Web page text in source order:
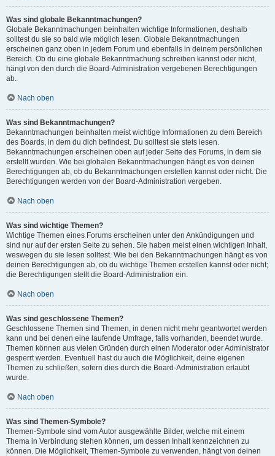
Was sind globale Bekanntmachungen?
Globale Bekanntmachungen beinhalten wichtige Informationen, deshalb
solltest du sie so bald wie möglich lesen. Globale Bekanntmachungen
erscheinen ganz oben in jedem Forum und ebenfalls in deinem persönlichen
Bereich. Ob du eine globale Bekanntmachung schreiben kannst oder nicht,
hängt von den durch die Board-Administration vergebenen Berechtigungen
ab.
Nach oben
Was sind Bekanntmachungen?
Bekanntmachungen beinhalten meist wichtige Informationen zu dem Bereich
des Boards, in dem du dich befindest. Du solltest sie stets lesen.
Bekanntmachungen erscheinen oben auf jeder Seite des Forums, in dem sie
erstellt wurden. Wie bei globalen Bekanntmachungen hängt es von deinen
Berechtigungen ab, ob du Bekanntmachungen erstellen kannst oder nicht. Die
Berechtigungen werden von der Board-Administration vergeben.
Nach oben
Was sind wichtige Themen?
Wichtige Themen eines Forums erscheinen unter den Ankündigungen und
sind nur auf der ersten Seite zu sehen. Sie haben meist einen wichtigen Inhalt,
weswegen du sie lesen solltest. Wie bei den Bekanntmachungen hängt es von
deinen Berechtigungen ab, ob du wichtige Themen erstellen kannst oder nicht;
die Berechtigungen stellt die Board-Administration ein.
Nach oben
Was sind geschlossene Themen?
Geschlossene Themen sind Themen, in denen nicht mehr geantwortet werden
kann und bei denen eine laufende Umfrage, falls vorhanden, beendet wurde.
Themen können aus vielen Gründen durch einen Moderator oder Administrator
gesperrt werden. Eventuell hast du auch die Möglichkeit, deine eigenen
Themen zu schließen, sofern dies durch die Board-Administration erlaubt
wurde.
Nach oben
Was sind Themen-Symbole?
Themen-Symbole sind vom Autor ausgewählte Bilder, welche mit einem
Thema in Verbindung stehen können, um dessen Inhalt kennzeichnen zu
können. Die Möglichkeit, Themen-Symbole zu verwenden, hängt von deinen